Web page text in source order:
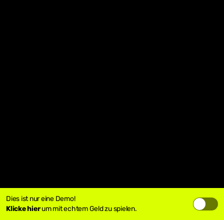
Dies ist nur eine Demo!
Klicke hierum mit echtem Geld zu spielen.